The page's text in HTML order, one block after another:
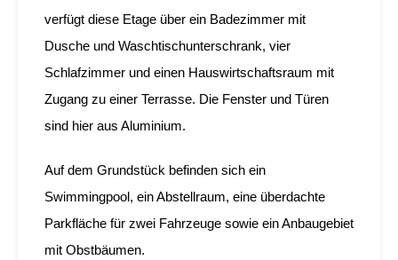
verfügt diese Etage über ein Badezimmer mit
Dusche und Waschtischunterschrank, vier
Schlafzimmer und einen Hauswirtschaftsraum mit
Zugang zu einer Terrasse. Die Fenster und Türen
sind hier aus Aluminium.
Auf dem Grundstück befinden sich ein
Swimmingpool, ein Abstellraum, eine überdachte
Parkfläche für zwei Fahrzeuge sowie ein Anbaugebiet
mit Obstbäumen.